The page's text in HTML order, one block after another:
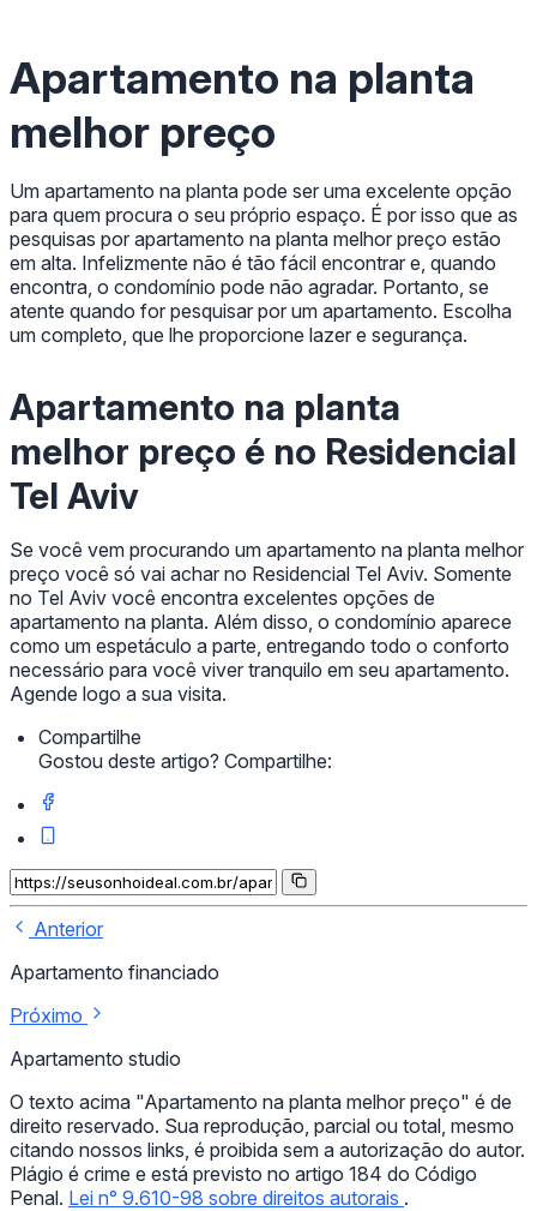
Apartamento na planta
melhor preço
Um apartamento na planta pode ser uma excelente opção
para quem procura o seu próprio espaço. É por isso que as
pesquisas por apartamento na planta melhor preço estão
em alta. Infelizmente não é tão fácil encontrar e, quando
encontra, o condomínio pode não agradar. Portanto, se
atente quando for pesquisar por um apartamento. Escolha
um completo, que lhe proporcione lazer e segurança.
Apartamento na planta
melhor preço é no Residencial
Tel Aviv
Se você vem procurando um apartamento na planta melhor
preço você só vai achar no Residencial Tel Aviv. Somente
no Tel Aviv você encontra excelentes opções de
apartamento na planta. Além disso, o condomínio aparece
como um espetáculo a parte, entregando todo o conforto
necessário para você viver tranquilo em seu apartamento.
Agende logo a sua visita.
Compartilhe
Gostou deste artigo? Compartilhe:
Anterior
Apartamento financiado
Próximo
Apartamento studio
O texto acima "Apartamento na planta melhor preço" é de
direito reservado. Sua reprodução, parcial ou total, mesmo
citando nossos links, é proibida sem a autorização do autor.
Plágio é crime e está previsto no artigo 184 do Código
Penal. Lei n° 9.610-98 sobre direitos autorais .